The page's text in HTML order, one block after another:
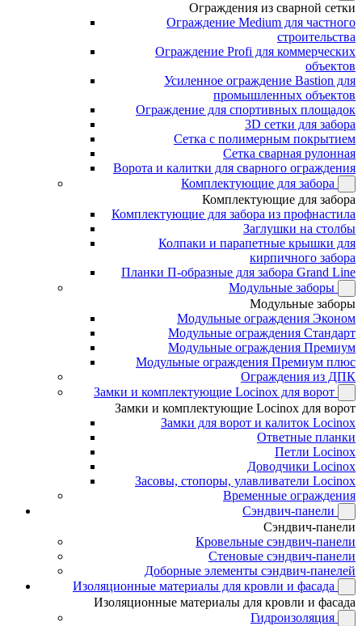
Ограждения из сварной сетки
Ограждение Medium для частного
строительства
Ограждение Profi для коммерческих
объектов
Усиленное ограждение Bastion для
промышленных объектов
Ограждение для спортивных площадок
3D сетки для забора
Сетка с полимерным покрытием
Сетка сварная рулонная
Ворота и калитки для сварного ограждения
Комплектующие для забора
Комплектующие для забора
Комплектующие для забора из профнастила
Заглушки на столбы
Колпаки и парапетные крышки для
кирпичного забора
Планки П-образные для забора Grand Line
Модульные заборы
Модульные заборы
Модульные ограждения Эконом
Модульные ограждения Стандарт
Модульные ограждения Премиум
Модульные ограждения Премиум плюс
Ограждения из ДПК
Замки и комплектующие Locinox для ворот
Замки и комплектующие Locinox для ворот
Замки для ворот и калиток Locinox
Ответные планки
Петли Locinox
Доводчики Locinox
Засовы, стопоры, улавливатели Locinox
Временные ограждения
Сэндвич-панели
Сэндвич-панели
Кровельные сэндвич-панели
Стеновые сэндвич-панели
Доборные элементы сэндвич-панелей
Изоляционные материалы для кровли и фасада
Изоляционные материалы для кровли и фасада
Гидроизоляция